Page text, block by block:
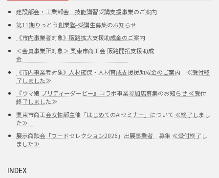
建設部会・工業部会 技能講習受講支援事業のご案内
第11期りっとう創業塾-受講生募集のお知らせ
《市内事業者対象》販路拡大支援助成金のご案内
＜会員事業所対象＞ 栗東市商工会 販路開拓支援助成
金
《市内事業者対象》人材確保・人材育成支援援助成金のご案内 ≪受付終
了しました≫
『ウマ娘 プリティーダービー』コラボ事業参加店募集のお知らせ ≪受付
終了しました≫
栗東市商工会女性部主催「はじめてのAIセミナー」について ≪終了しまし
た≫
展示商談会「フードセレクション2026」出展事業者 募集 ≪受付終了し
ました≫
INDEX